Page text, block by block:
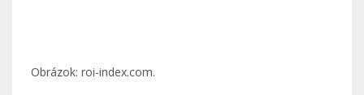
Obrázok: roi-index.com.